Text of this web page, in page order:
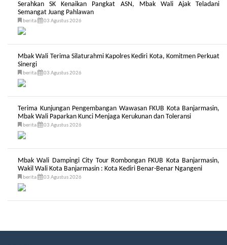
Serahkan SK Kenaikan Pangkat ASN, Mbak Wali Ajak Teladani
Semangat Juang Pahlawan
berita 03 Agustus 2026
Mbak Wali Terima Silaturahmi Kapolres Kediri Kota, Komitmen Perkuat
Sinergi
berita 03 Agustus 2026
Terima Kunjungan Pengembangan Wawasan FKUB Kota Banjarmasin,
Mbak Wali Paparkan Kunci Menjaga Kerukunan dan Toleransi
berita 03 Agustus 2026
Mbak Wali Dampingi City Tour Rombongan FKUB Kota Banjarmasin,
Wakil Wali Kota Banjarmasin : Kota Kediri Benar-Benar Ngangeni
berita 03 Agustus 2026